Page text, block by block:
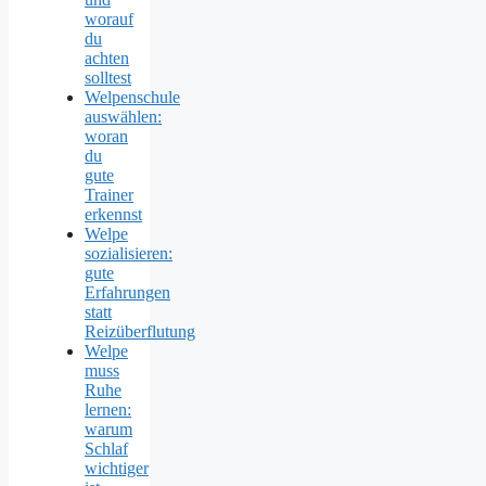
worauf
du
achten
solltest
Welpenschule
auswählen:
woran
du
gute
Trainer
erkennst
Welpe
sozialisieren:
gute
Erfahrungen
statt
Reizüberflutung
Welpe
muss
Ruhe
lernen:
warum
Schlaf
wichtiger